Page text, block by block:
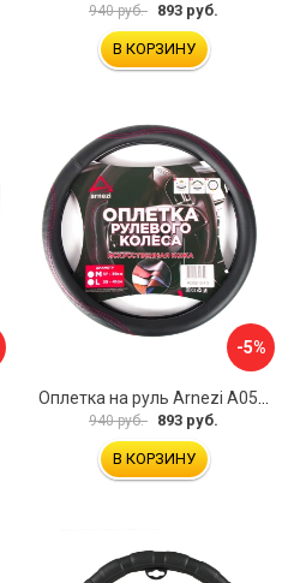
940 руб. 893 руб.
В КОРЗИНУ
-5%
940 руб. 893 руб.
В КОРЗИНУ